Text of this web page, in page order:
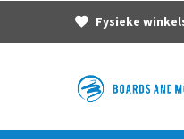
Fysieke winkels